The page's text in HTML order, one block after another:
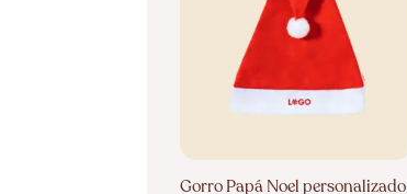
Gorro Papá Noel personalizado